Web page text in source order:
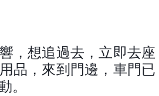
，想追過去，立即去座
品，來到門邊，車門已
。